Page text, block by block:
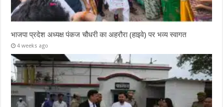
भाजपा प्रदेश अध्यक्ष पंकज चौधरी का अहरौरा (हाइवे) पर भव्य स्वागत
4 weeks ago